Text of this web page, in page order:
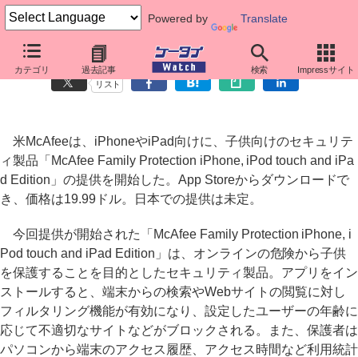
Powered by Translate
カテゴリ 過去記事 検索 Impressサイト
米McAfee、iPhone向けに子供向けセキュリティ製品を提供
リスト
米McAfeeは、iPhoneやiPad向けに、子供向けのセキュリテ
ィ製品「McAfee Family Protection iPhone, iPod touch and iPa
d Edition」の提供を開始した。App Storeからダウンロードで
き、価格は19.99ドル。日本での提供は未定。
今回提供が開始された「McAfee Family Protection iPhone, i
Pod touch and iPad Edition」は、オンラインの危険から子供
を保護することを目的としたセキュリティ製品。アプリをイン
ストールすると、端末からの検索やWebサイトの閲覧に対し
フィルタリング機能が有効になり、設定したユーザーの年齢に
応じて不適切なサイトなどがブロックされる。また、保護者は
パソコンから端末のアクセス履歴、アクセス時間など利用統計